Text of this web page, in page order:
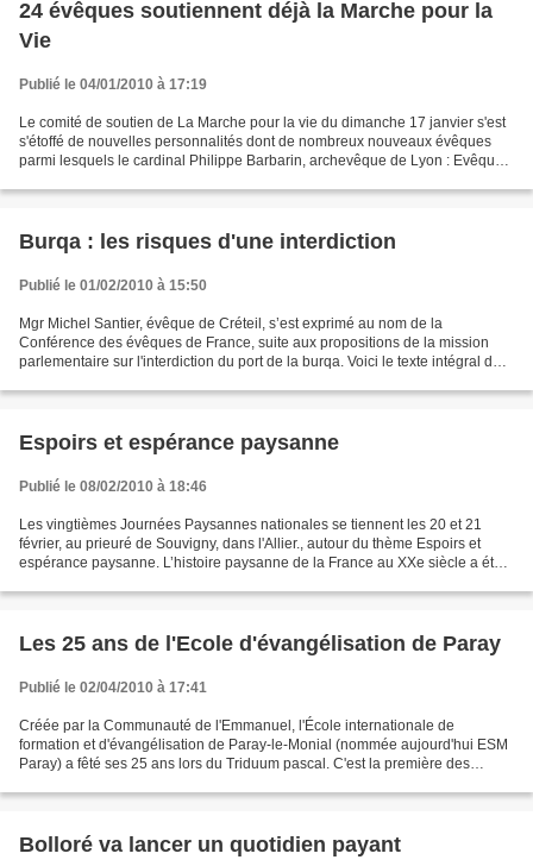
24 évêques soutiennent déjà la Marche pour la
Vie
Publié le 04/01/2010 à 17:19
Le comité de soutien de La Marche pour la vie du dimanche 17 janvier s'est
s'étoffé de nouvelles personnalités dont de nombreux nouveaux évêques
parmi lesquels le cardinal Philippe Barbarin, archevêque de Lyon : Evêques
Burqa : les risques d'une interdiction
Publié le 01/02/2010 à 15:50
Mgr Michel Santier, évêque de Créteil, s’est exprimé au nom de la
Conférence des évêques de France, suite aux propositions de la mission
parlementaire sur l'interdiction du port de la burqa. Voici le texte intégral de
Espoirs et espérance paysanne
Publié le 08/02/2010 à 18:46
Les vingtièmes Journées Paysannes nationales se tiennent les 20 et 21
février, au prieuré de Souvigny, dans l'Allier., autour du thème Espoirs et
espérance paysanne. L’histoire paysanne de la France au XXe siècle a été
Les 25 ans de l'Ecole d'évangélisation de Paray
Publié le 02/04/2010 à 17:41
Créée par la Communauté de l'Emmanuel, l'École internationale de
formation et d'évangélisation de Paray-le-Monial (nommée aujourd'hui ESM
Paray) a fêté ses 25 ans lors du Triduum pascal. C'est la première des
Bolloré va lancer un quotidien payant